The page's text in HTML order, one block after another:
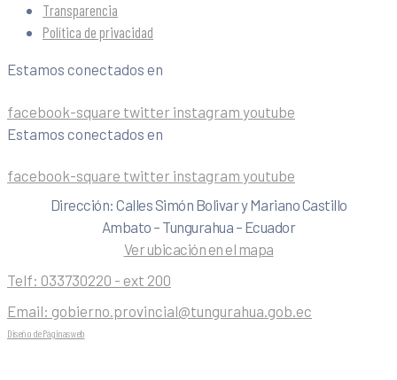
Transparencia
Política de privacidad
Estamos conectados en
facebook-square twitter instagram youtube
Estamos conectados en
facebook-square twitter instagram youtube
Dirección: Calles Simón Bolivar y Mariano Castillo
Ambato – Tungurahua – Ecuador
Ver ubicación en el mapa
Telf: 033730220 - ext 200
Email: gobierno.provincial@tungurahua.gob.ec
Diseño de Páginas web